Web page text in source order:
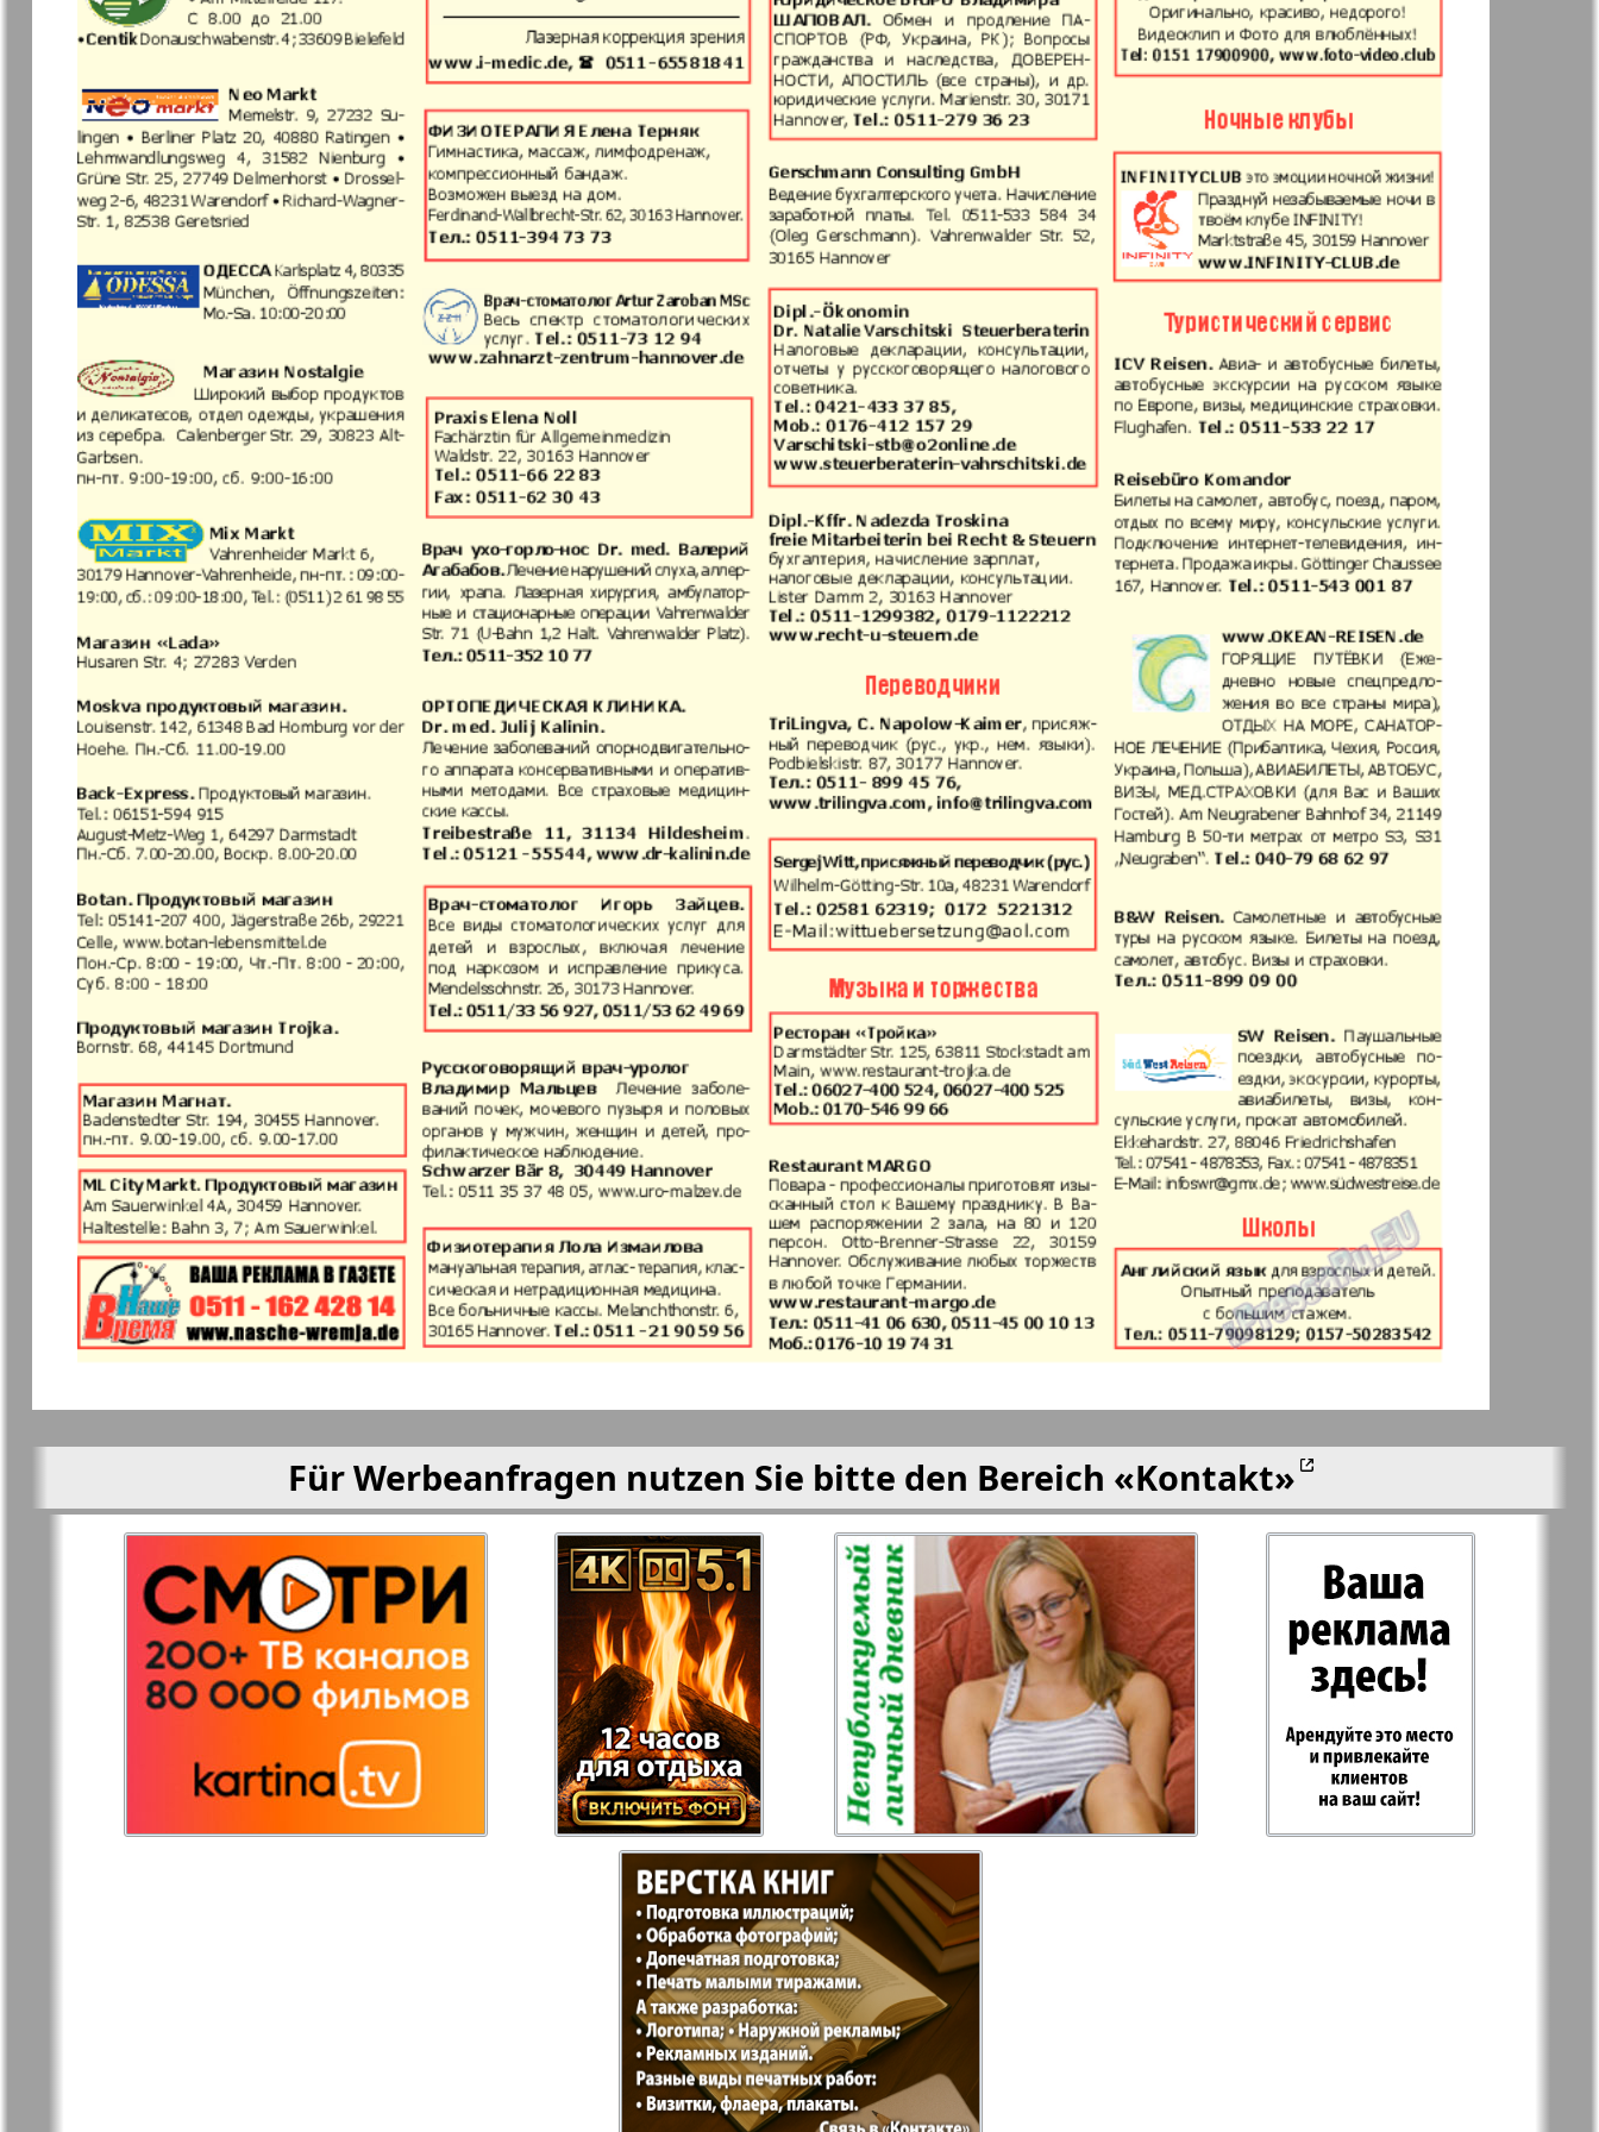
Archiv der auf der Website nicht aktualisierten Zeitungen und Zeitschriften
7plus7ja Avangard Aibolit Akzent
Antenne
Argumenty i fakty
Europe
Augsburg-city Afischa Augsburg Business
Business Park Sei Gesund Vascha Gaseta Westi Westnik-info
Wetschernaja
Gazeta
Wostotschnaja
Germanija
Ost-Kurier Wadim
Germania Plus Dialog Haus und Familie Hauskulinar
Domaschnij
Restaurant
Jüdische Zeitung
Evrejskaja
Panorama
Europa Ekspress Jasmin Woman`s life
Zakon i ludi
Ausländische
Aufzeichnungen
Idealnaja Firma Nachrichten BW
Izum iDEAL Karriere Katjuscha Kenguru
Clan KP Europe
Krot in
Deutschland
Krugozor Krugozor plus!
Kurorte aktuell LDK auf Russisch Life in Frankfurt
Mila
Mir otdyha i
zdorovja
München-city
My City Frankfurt
am Main
Unsere Welt
Nascha marka Unser Reiseburo Neskuchnaja Neue Welle
Objective EU Ostrov Tam i Tut
Ost-West
Panorama
Otdychaj-Kupi-
Prodaj
Partner-Sever
Parus Aussiedler Freundin
PRO Women
Rajonka-Nord-Ost-
Rajonka-Süd-West
Rajonka-Nord-Ost-
Bremen
Rajonka-West Region Redakzija Berlin
Redakzija
Germanija
Rheinskaja Gazeta Recepty zdorovja Heimat-Родина Rubezh
Russkaja Mysl
Russkiy Baden-
Württemberg
Angeln Plus RusHaus
Svetlana v
Unser Haus Semejnaja gazeta Wort und Tat Svet/Lana
Handels Zentrum Punkt DE
Bei uns in
Hamburg
Für Werbeanfragen nutzen Sie bitte den Bereich «Kontakt»